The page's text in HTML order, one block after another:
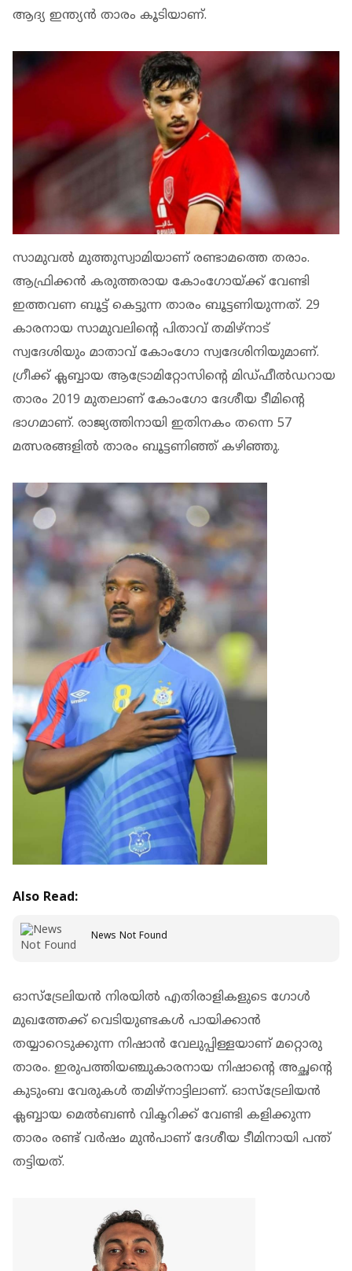
ആദ്യ ഇന്ത്യൻ താരം കൂടിയാണ്.
സാമുവൽ മുത്തുസ്വാമിയാണ് രണ്ടാമത്തെ തരാം.
ആഫ്രിക്കൻ കരുത്തരായ കോംഗോയ്ക്ക് വേണ്ടി
ഇത്തവണ ബൂട്ട് കെട്ടുന്ന താരം ബൂട്ടണിയുന്നത്. 29
കാരനായ സാമുവലിന്‍റെ പിതാവ് തമിഴ്നാട്
സ്വദേശിയും മാതാവ് കോംഗോ സ്വദേശിനിയുമാണ്.
ഗ്രീക്ക് ക്ലബ്ബായ ആട്രോമിറ്റോസിന്‍റെ മിഡ്ഫീൽഡറായ
താരം 2019 മുതലാണ് കോംഗോ ദേശീയ ടീമിന്‍റെ
ഭാഗമാണ്. രാജ്യത്തിനായി ഇതിനകം തന്നെ 57
മത്സരങ്ങളിൽ താരം ബൂട്ടണിഞ്ഞ് കഴിഞ്ഞു.
Also Read:
News Not Found
ഓസ്‌ട്രേലിയൻ നിരയിൽ എതിരാളികളുടെ ഗോൾ
മുഖത്തേക്ക് വെടിയുണ്ടകൾ പായിക്കാൻ
തയ്യാറെടുക്കുന്ന നിഷാൻ വേലുപ്പിള്ളയാണ് മറ്റൊരു
താരം. ഇരുപത്തിയഞ്ചുകാരനായ നിഷാന്‍റെ അച്ഛന്‍റെ
കുടുംബ വേരുകൾ തമിഴ്‌നാട്ടിലാണ്. ഓസ്‌ട്രേലിയൻ
ക്ലബ്ബായ മെൽബൺ വിക്ടറിക്ക് വേണ്ടി കളിക്കുന്ന
താരം രണ്ട് വർഷം മുൻപാണ് ദേശീയ ടീമിനായി പന്ത്
തട്ടിയത്.